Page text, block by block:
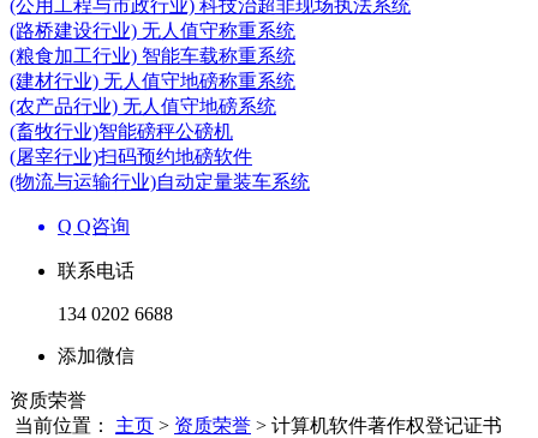
(公用工程与市政行业) 科技治超非现场执法系统
(路桥建设行业) 无人值守称重系统
(粮食加工行业) 智能车载称重系统
(建材行业) 无人值守地磅称重系统
(农产品行业) 无人值守地磅系统
(畜牧行业)智能磅秤公磅机
(屠宰行业)扫码预约地磅软件
(物流与运输行业)自动定量装车系统
Q Q咨询
联系电话
134 0202 6688
添加微信
资质荣誉
当前位置： 主页 > 资质荣誉 > 计算机软件著作权登记证书